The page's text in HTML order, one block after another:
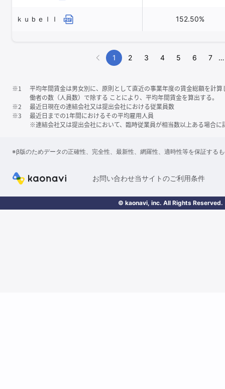
ｋｕｂｅｌｌ 152.50%
1 2 3 4 5 6 7 …
※1
平均年間賃金は男女別に、原則として直近の事業年度の賃金総額を計
働者の数（人員数）で除する ことにより、平均年間賃金を算出する。
※2
最近日現在の連結会社又は提出会社における従業員数
※3
最近日までの1年間におけるその平均雇用人員
※連結会社又は提出会社において、臨時従業員が相当数以上ある場合に
※β版のためデータの正確性、完全性、最新性、網羅性、適時性等を保証する
お問い合わせ当サイトのご利用条件
© kaonavi, inc. All Rights Reserved.